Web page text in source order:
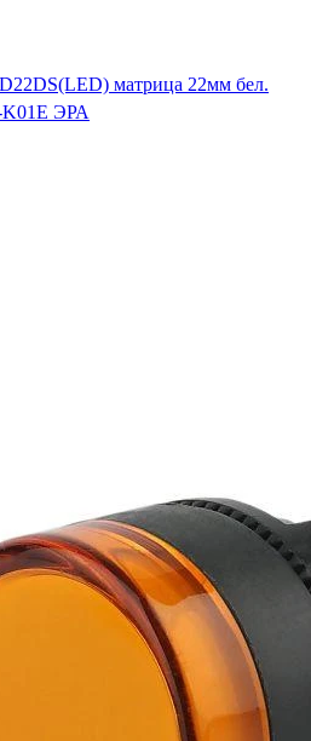
матрица 22мм бел.
ЭРА